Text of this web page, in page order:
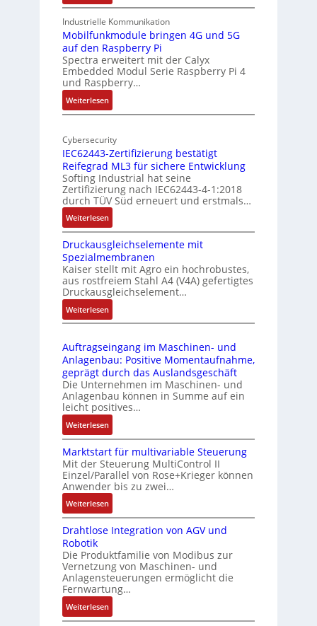
rI
a
n
d
E
g
e
1
9
-
Z
o
l
l
-
I
d
u
t
r
i
e
-
P
C
l
ä
s
s
s
i
c
h
f
l
e
x
i
b
e
l
f
ü
r
i
e
A
n
w
Industrielle Kommunikation
Mobilfunkmodule bringen 4G und 5G
auf den Raspberry Pi
Spectra erweitert mit der Calyx
Embedded Modul Serie Raspberry Pi 4
und Raspberry…
Weiterlesen:
M
b
i
f
u
n
k
m
o
d
u
l
e
b
i
e
n
4
G
u
n
d
5
G
a
u
f
e
n
R
a
s
p
Cybersecurity
IEC62443-Zertifizierung bestätigt
Reifegrad ML3 für sichere Entwicklung
Softing Industrial hat seine
Zertifizierung nach IEC62443-4-1:2018
durch TÜV Süd erneuert und erstmals…
Weiterlesen:
I
E
C
6
2
4
4
3
Z
e
r
t
i
i
e
r
n
g
e
s
t
ä
t
i
Druckausgleichselemente mit
Spezialmembranen
Kaiser stellt mit Agro ein hochrobustes,
aus rostfreiem Stahl A4 (V4A) gefertigtes
Druckausgleichselement…
Weiterlesen:
D
u
c
k
a
u
s
g
l
e
i
c
h
s
e
m
e
n
t
e
Auftragseingang im Maschinen- und
Anlagenbau: Positive Momentaufnahme,
geprägt durch das Auslandsgeschäft
Die Unternehmen im Maschinen- und
Anlagenbau können in Summe auf ein
leicht positives…
Weiterlesen:
A
u
f
t
r
a
g
s
i
n
g
a
n
Marktstart für multivariable Steuerung
Mit der Steuerung MultiControl II
Einzel/Parallel von Rose+Krieger können
Anwender bis zu zwei…
Weiterlesen:
M
a
k
t
s
t
a
r
Drahtlose Integration von AGV und
Robotik
Die Produktfamilie von Modibus zur
Vernetzung von Maschinen- und
Anlagensteuerungen ermöglicht die
Fernwartung…
Weiterlesen:
D